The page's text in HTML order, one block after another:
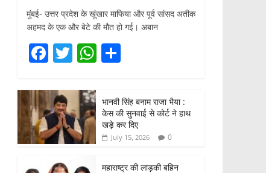
मुंबई- उत्तर प्रदेश के खूंखार माफिया और पूर्व सांसद अतीक
अहमद के एक और बेटे की मौत हो गई। अबान
F
c
e
b
o
T
itt
er
W
s
A
p
ar
e
भानवी सिंह बनाम राजा भैया :
केस की सुनवाई से कोर्ट ने हाथ
खड़े कर दिए
July 15, 2026 0
महाराष्ट्र की लाड़की बहिन